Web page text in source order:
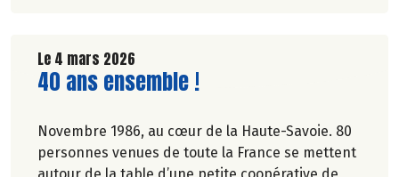
Le 4 mars 2026
Lire la suite de l'article
40 ans ensemble !
Novembre 1986, au cœur de la Haute-Savoie. 80
personnes venues de toute la France se mettent
autour de la table d’une petite coopérative de